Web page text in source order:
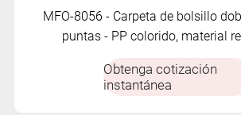
MFO-8056 - Carpeta de bolsillo
puntas - PP colorido, material
Obtenga cotización
instantánea